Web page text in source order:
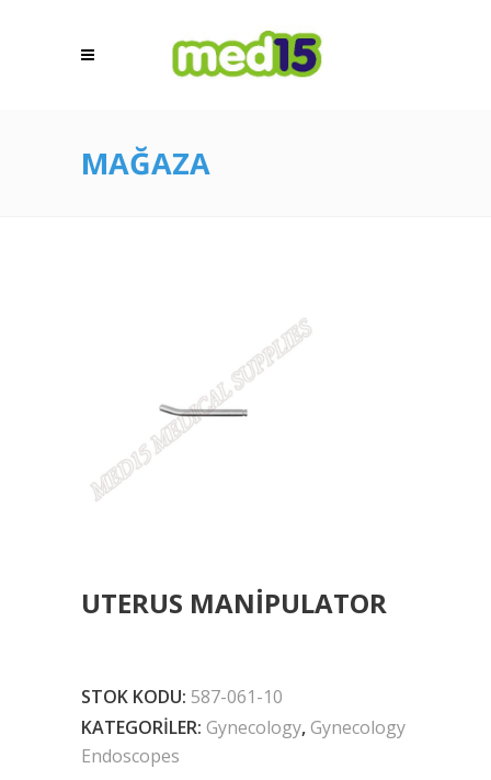
MAĞAZA
UTERUS MANIPULATOR
STOK KODU: 587-061-10
KATEGORILER: Gynecology,Gynecology
Endoscopes